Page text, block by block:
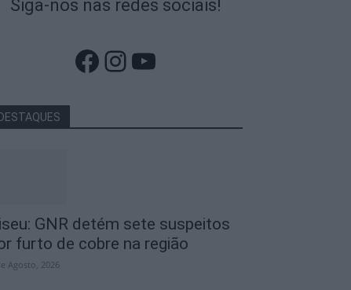
Siga-nos nas redes sociais!
Facebook
Instagram
YouTube
DESTAQUES
GNR detém sete suspeitos
furto de cobre na região
Agosto, 2026